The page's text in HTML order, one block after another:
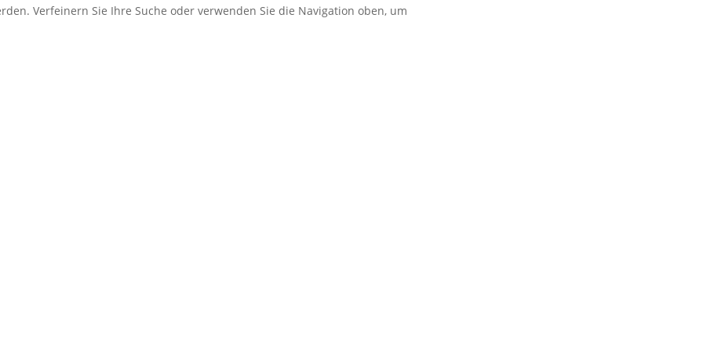
Verfeinern Sie Ihre Suche oder verwenden Sie die Navigation oben, um